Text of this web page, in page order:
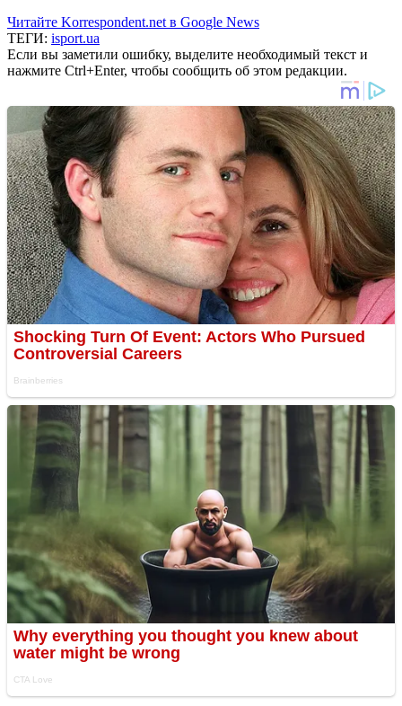
Читайте Korrespondent.net в Google News
ТЕГИ: isport.ua
Если вы заметили ошибку, выделите необходимый текст и
нажмите Ctrl+Enter, чтобы сообщить об этом редакции.